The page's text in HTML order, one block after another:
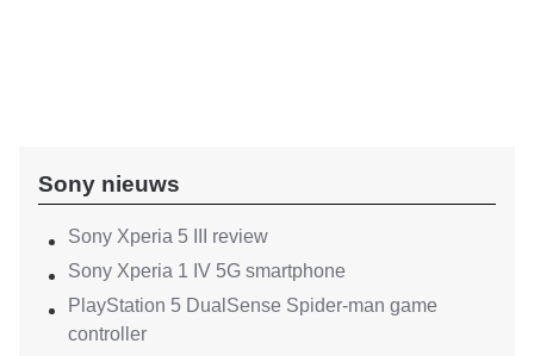
Sony nieuws
Sony Xperia 5 III review
Sony Xperia 1 IV 5G smartphone
PlayStation 5 DualSense Spider-man game
controller